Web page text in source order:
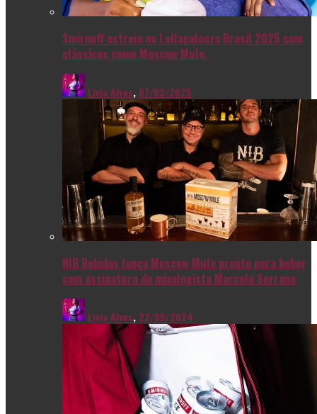
Smirnoff estreia no Lollapalooza Brasil 2025 com
clássicos como Moscow Mule.
Livia Alves, 07/03/2025
NIB Bebidas lança Moscow Mule pronto para beber
com assinatura do mixologista Marcelo Serrano
Livia Alves, 22/05/2024